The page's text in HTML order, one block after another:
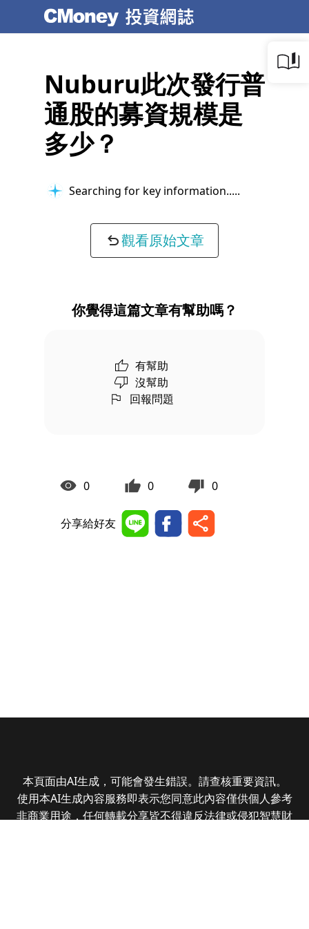
Nuburu此次發行普
通股的募資規模是
多少？
Searching for key information...
觀看原始文章
你覺得這篇文章有幫助嗎？
有幫助
沒幫助
回報問題
0 0 0
分享給好友
本頁面由AI生成，可能會發生錯誤。請查核重要資訊。
使用本AI生成內容服務即表示您同意此內容僅供個人參考
非商業用途，任何轉載分享皆不得違反法律或侵犯智慧財